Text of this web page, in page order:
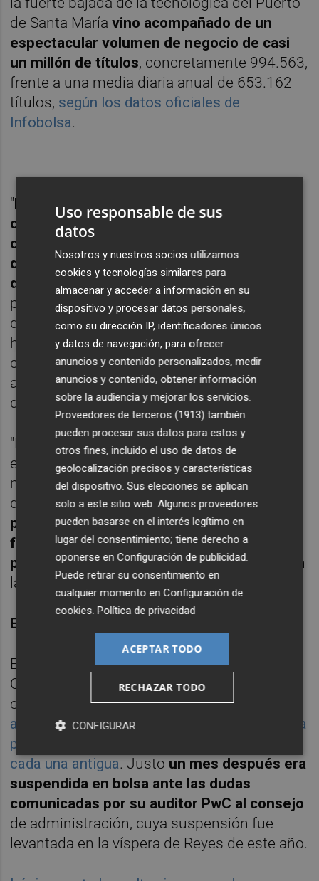
de Santa María vino acompañado de un
espectacular volumen de negocio de casi
un millón de títulos, concretamente 994.563,
frente a una media diaria anual de 653.162
títulos, según los datos oficiales de
Infobolsa.
"Los inversores están intranquilos tras
conocer como las auditoras de estas
cotizadas vienen advirtiendo de las
dificultades por las que atraviesan muchas
de ellas , a la vista de los últimos informes
publicados la semana pasada. De ahí no es
de extrañar que se impongan las ventas y el
hecho de que sean valores de reducida
capitalización intensifica los descensos",
apuntan desde una mesa de intermediación
de renta variable consultada por este diario.
"Está claro que no se puede meter a todos
en el mismo saco y que se trata de un
mercado para empresas en expansión -lo
que conlleva un cierto riesgo-, perohay
proyectos muy interesantes aunque el
fantasma de 'Gowex' vuelva a dejarse ver
por el MAB", añaden sin querer 'mojarse' con
las cotizadas "muy interesantes".
EN MÍNIMOS TRAS EL
El duro castigo al que está siendo sometida
Carbures la ha llevado a tocar mínimos tras
el
o desdoblamiento de títulos
a cabo a primeros de septiembre pasado en la
proporción de cuatro acciones nuevas por
cada una antigua. Justo un mes después era
suspendida en bolsa ante las dudas
comunicadas por su auditor PwC al consejo
de administración, cuya suspensión fue
levantada en la víspera de Reyes de este año.
Uso responsable de sus
datos
Nosotros y nuestros socios utilizamos
cookies y tecnologías similares para
almacenar y acceder a información en su
dispositivo y procesar datos personales,
como su dirección IP, identificadores únicos
y datos de navegación, para ofrecer
anuncios y contenido personalizados, medir
anuncios y contenido, obtener información
sobre la audiencia y mejorar los servicios.
Proveedores de terceros (1913) también
pueden procesar sus datos para estos y
otros fines, incluido el uso de datos de
geolocalización precisos y características
del dispositivo. Sus elecciones se aplican
solo a este sitio web. Algunos proveedores
pueden basarse en el interés legítimo en
lugar del consentimiento; tiene derecho a
oponerse enConfiguración de publicidad.
Puede retirar su consentimiento en
cualquier momento enConfiguración de
cookies.Política de privacidad
ACEPTAR TODO
RECHAZAR TODO
CONFIGURAR